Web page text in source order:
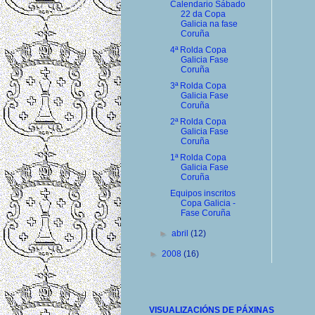
Calendario Sábado
22 da Copa
Galicia na fase
Coruña
4ª Rolda Copa
Galicia Fase
Coruña
3ª Rolda Copa
Galicia Fase
Coruña
2ª Rolda Copa
Galicia Fase
Coruña
1ª Rolda Copa
Galicia Fase
Coruña
Equipos inscritos
Copa Galicia -
Fase Coruña
►abril(12)
► 2008 (16)
VISUALIZACIÓNS DE PÁXINAS